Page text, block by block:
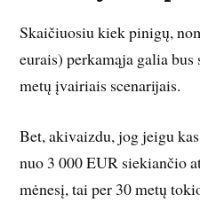
Skaičiuosiu kiek pinigų,
eurais) perkamąja galia
metų įvairiais scenarijais.
Bet, akivaizdu, jog jeigu
nuo 3 000 EUR siekiančio
mėnesį, tai per 30 metų